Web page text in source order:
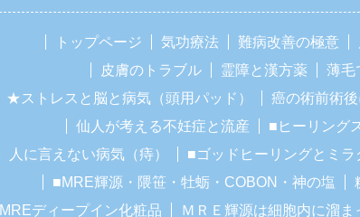
トップページ 気功療法 難病改善の極意
皮膚のトラブル
霊障と漢方薬 薄毛
★ストレスと脳と病気（頭用パッド）
癌の術前術
仙人が考える不妊症と流産
■ヒーリング
人に言えない病気（痔）
■ゴッドヒーリングとミラ
■MRE輝源・隈笹・牡蛎・COBON・神の塩
MREディープイン化粧品
ＭＲＥ輝源は細胞内に溜